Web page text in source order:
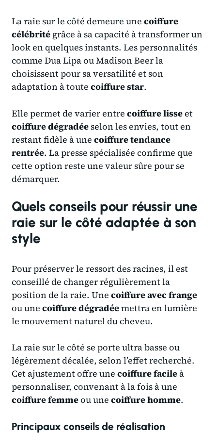
La raie sur le côté demeure une coiffure
célébrité grâce à sa capacité à transformer un
look en quelques instants. Les personnalités
comme Dua Lipa ou Madison Beer la
choisissent pour sa versatilité et son
adaptation à toute coiffure star.
Elle permet de varier entre coiffure lisseet
coiffure dégradée selon les envies, tout en
restant fidèle à une coiffure tendance
rentrée. La presse spécialisée confirme que
cette option reste une valeur sûre pour se
démarquer.
Quels conseils pour réussir une
raie sur le côté adaptée à son
style
Pour préserver le ressort des racines, il est
conseillé de changer régulièrement la
position de la raie. Une coiffure avec frange
ou une coiffure dégradéemettra en lumière
le mouvement naturel du cheveu.
La raie sur le côté se porte ultra basse ou
légèrement décalée, selon l’effet recherché.
Cet ajustement offre une coiffure facile à
personnaliser, convenant à la fois à une
coiffure femmeou une coiffure homme.
Principaux conseils de réalisation